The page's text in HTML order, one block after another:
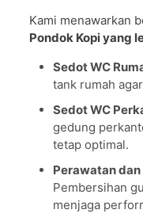
Kami menawarkan
Pondok Kopi yang
Sedot WC
tank rumah
Sedot WC
gedung
tetap optimal.
Perawatan
Pembersihan
menjaga